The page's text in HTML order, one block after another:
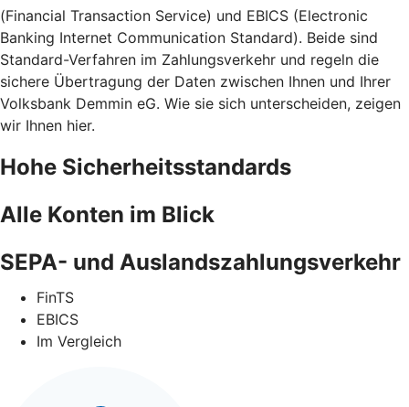
(Financial Transaction Service) und EBICS (Electronic
Banking Internet Communication Standard). Beide sind
Standard-Verfahren im Zahlungsverkehr und regeln die
sichere Übertragung der Daten zwischen Ihnen und Ihrer
Volksbank Demmin eG. Wie sie sich unterscheiden, zeigen
wir Ihnen hier.
Hohe Sicherheitsstandards
Alle Konten im Blick
SEPA- und Auslandszahlungsverkehr
FinTS
EBICS
Im Vergleich